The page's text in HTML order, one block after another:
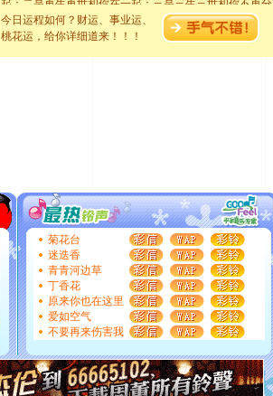
[元旦]当我狠下心扭头离去那一刻，你在我身后无助地哭
[圣诞节]圣诞节到了，想想没什么送给你的，又不打算给
你太多，只有给你五千万：千万快乐！千万要健康！千万
要平安！千万要知足！千万不要忘记我！
[圣诞节]
不只这样的日子才会想起你,而是这样的日子才
能正大光明地骚扰你,告诉你,圣诞要快乐!新年要快乐!天天
都要快乐噢!
[圣诞节]奉上一颗祝福的心,在这个特别的日子里,愿幸福,
如意,快乐,鲜花,一切美好的祝愿与你同在.圣诞快乐!
[元旦]
看到你我会触电；看不到你我要充电；没有你我会
断电。爱你是我职业，想你是我事业，抱你是我特长，吻
你是我专业！水晶之恋祝你新年快乐
[元旦]如果上天让我许三个愿望，一是今生今世和你在一
今日运程如何？财运、事业运、
桃花运，给你详细道来！！！
菊花台
迷迭香
青青河边草
丁香花
原来你也在这里
爱如空气
不要再来伤害我